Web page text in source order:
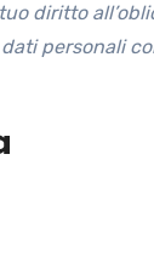
diritto
personali